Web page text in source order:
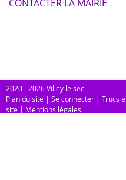
CONTACTER LA MAIRIE
2020 - 2026 Villey le sec
Plan du site | Se connecter | Trucs
site | Mentions légales